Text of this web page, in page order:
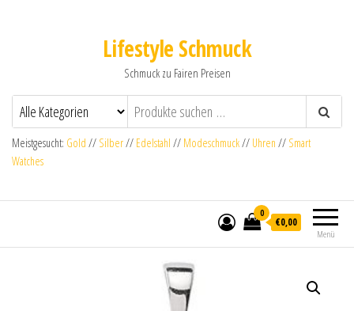
Lifestyle Schmuck
Schmuck zu Fairen Preisen
Meistgesucht: Gold // Silber// Edelstahl // Modeschmuck// Uhren // Smart
Watches
Menü
0
€0,00